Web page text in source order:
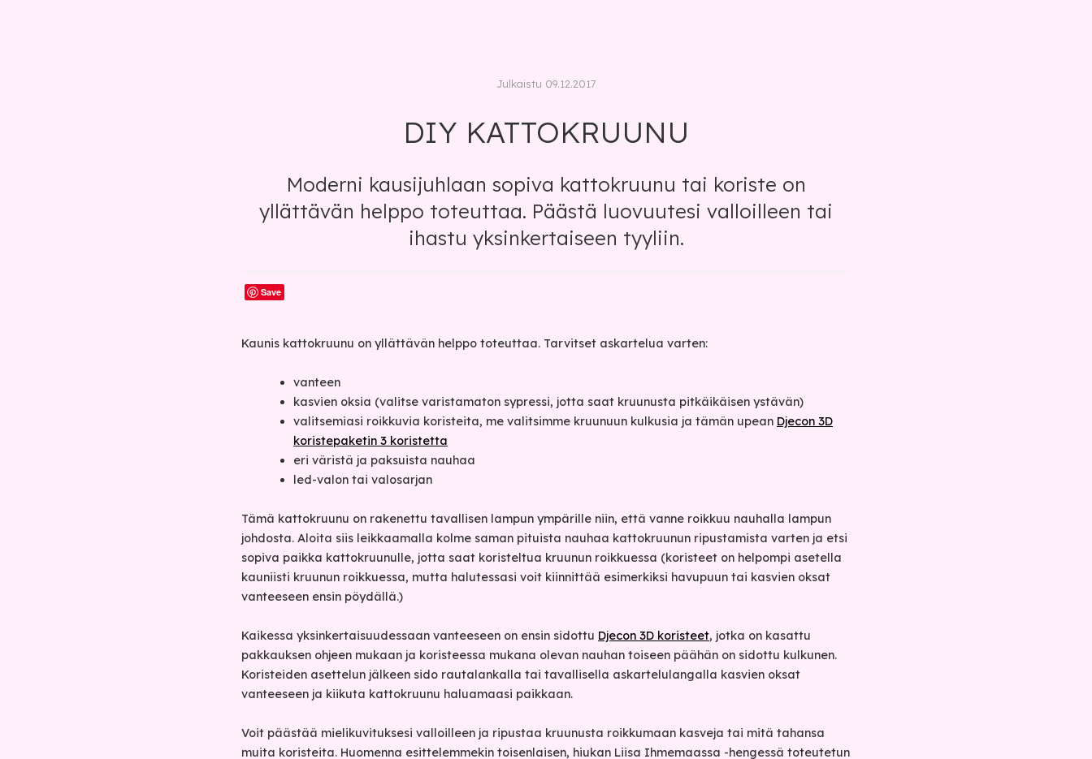
Julkaistu 09.12.2017
DIY KATTOKRUUNU
Moderni kausijuhlaan sopiva kattokruunu tai koriste on
yllättävän helppo toteuttaa. Päästä luovuutesi valloilleen tai
ihastu yksinkertaiseen tyyliin.
Save
Kaunis kattokruunu on yllättävän helppo toteuttaa. Tarvitset askartelua varten:
vanteen
kasvien oksia (valitse varistamaton sypressi, jotta saat kruunusta pitkäikäisen ystävän)
valitsemiasi roikkuvia koristeita, me valitsimme kruunuun kulkusia ja tämän upean Djecon 3D
koristepaketin 3 koristetta
eri väristä ja paksuista nauhaa
led-valon tai valosarjan
Tämä kattokruunu on rakenettu tavallisen lampun ympärille niin, että vanne roikkuu nauhalla lampun
johdosta. Aloita siis leikkaamalla kolme saman pituista nauhaa kattokruunun ripustamista varten ja etsi
sopiva paikka kattokruunulle, jotta saat koristeltua kruunun roikkuessa (koristeet on helpompi asetella
kauniisti kruunun roikkuessa, mutta halutessasi voit kiinnittää esimerkiksi havupuun tai kasvien oksat
vanteeseen ensin pöydällä.)
Kaikessa yksinkertaisuudessaan vanteeseen on ensin sidottu Djecon 3D koristeet, jotka on kasattu
pakkauksen ohjeen mukaan ja koristeessa mukana olevan nauhan toiseen päähän on sidottu kulkunen.
Koristeiden asettelun jälkeen sido rautalankalla tai tavallisella askartelulangalla kasvien oksat
vanteeseen ja kiikuta kattokruunu haluamaasi paikkaan.
Voit päästää mielikuvituksesi valloilleen ja ripustaa kruunusta roikkumaan kasveja tai mitä tahansa
muita koristeita. Huomenna esittelemmekin toisenlaisen, hiukan Liisa Ihmemaassa -hengessä toteutetun